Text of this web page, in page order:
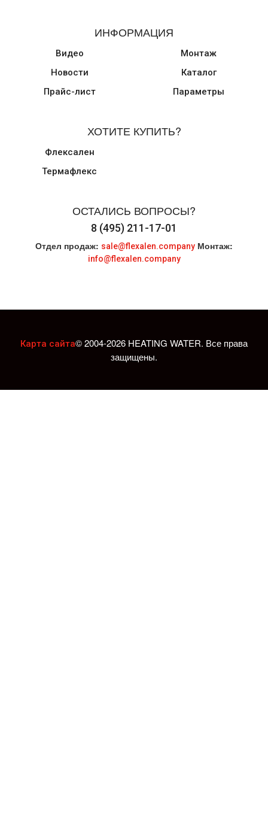
ИНФОРМАЦИЯ
Видео
Новости
Прайс-лист
Монтаж
Каталог
Параметры
ХОТИТЕ КУПИТЬ?
Флексален
Термафлекс
ОСТАЛИСЬ ВОПРОСЫ?
8 (495) 211-17-01
Отдел продаж: sale@flexalen.company Монтаж:
info@flexalen.company
Карта сайта© 2004-2026 HEATING WATER. Все права
защищены.